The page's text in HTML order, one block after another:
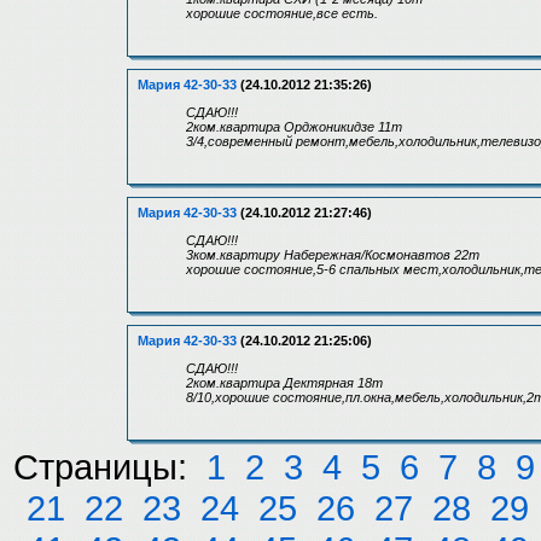
хорошие состояние,все есть.
Мария 42-30-33 (24.10.2012 21:35:26)
СДАЮ!!!
2ком.квартира Орджоникидзе 11т
3/4,современный
Мария 42-30-33 (24.10.2012 21:27:46)
СДАЮ!!!
3ком.квартиру Набережная/Космонавтов 22т
хорошие состояние,5-6 спальных
Мария 42-30-33 (24.10.2012 21:25:06)
СДАЮ!!!
2ком.квартира Дектярная 18т
8/10,хорошие
Страницы: 1 2 3 4 5 6 7 8 9
21 22 23 24 25 26 27 28 29